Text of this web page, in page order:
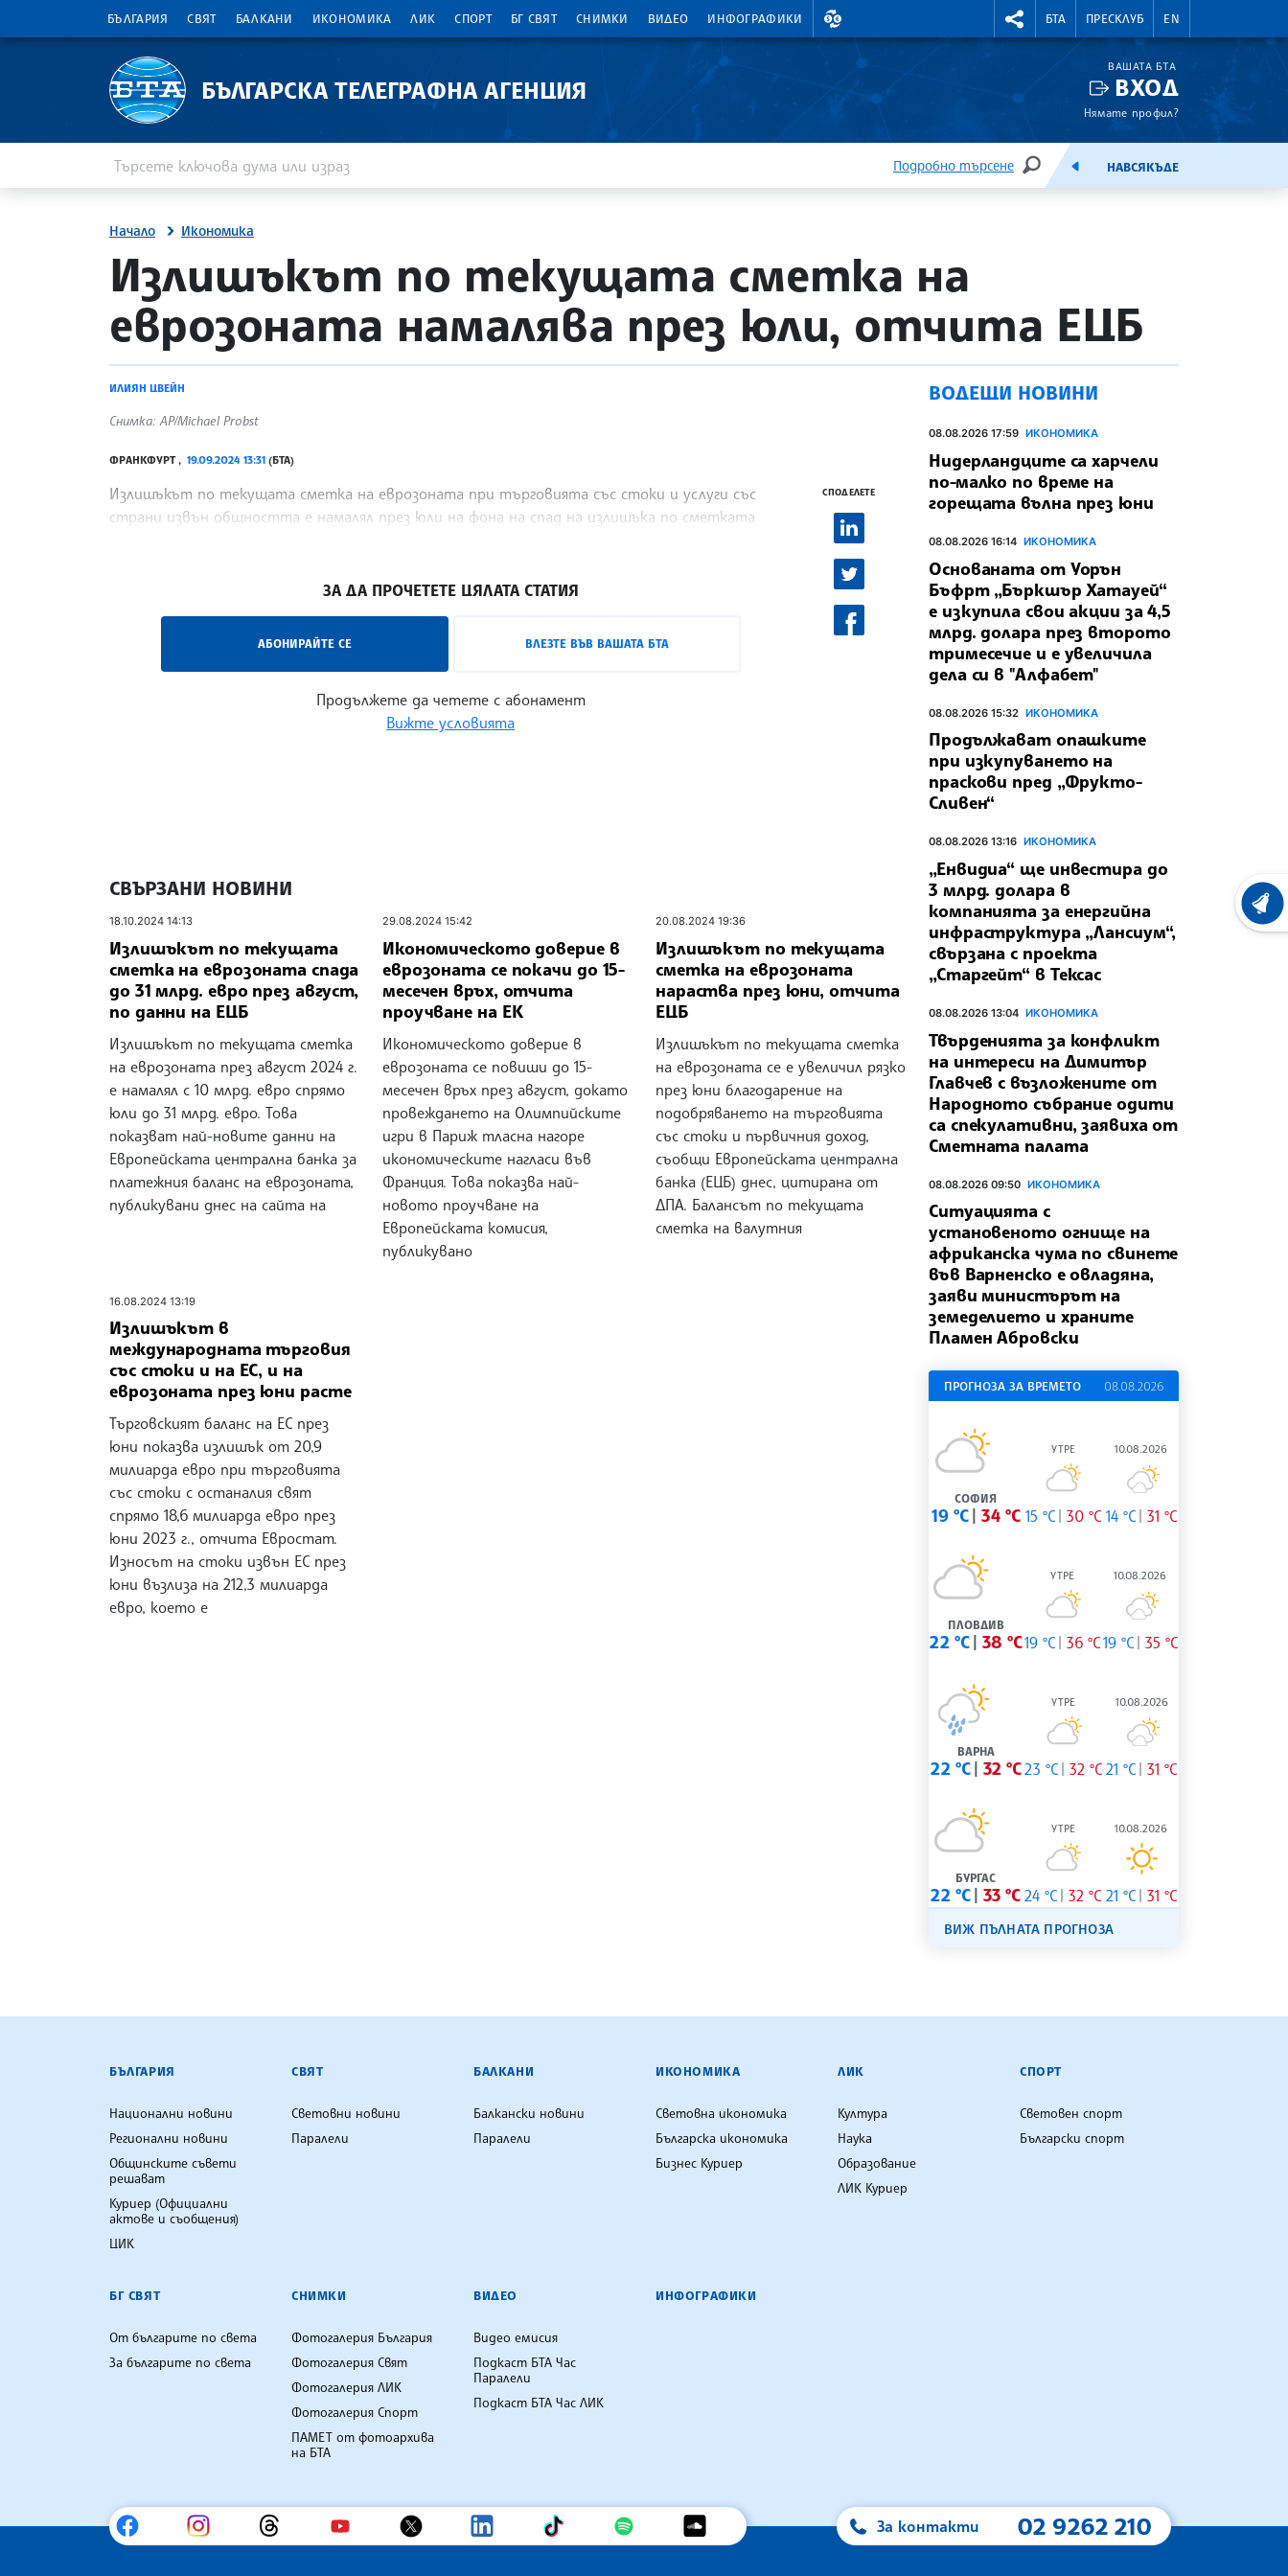
БЪЛГАРИЯ СВЯТ БАЛКАНИ ИКОНОМИКА ЛИК СПОРТ БГ СВЯТ СНИМКИ ВИДЕО ИНФОГРАФИКИ
ВАЛУТНИ КУРСОВЕ RIGHTMENU.SOCIAL
БТА ПРЕСКЛУБ EN
БЪЛГАРСКА ТЕЛЕГРАФНА АГЕНЦИЯ
ВАШАТА БТА
ВХОД
Нямате профил?
Подробно търсене
ТЪРСЕНЕЕМИСИЯНАВСЯКЪДЕ
Начало Икономика
site.bta
Излишъкът по текущата сметка на
еврозоната намалява през юли, отчита ЕЦБ
ИЛИЯН ЦВЕЙН
Снимка: AP/Michael Probst
ФРАНКФУРТ , 19.09.2024 13:31 (БТА)
Излишъкът по текущата сметка на еврозоната при търговията със стоки и услуги със
страни извън общността е намалял през юли на фона на спад на излишъка по сметката
ЗА ДА ПРОЧЕТЕТЕ ЦЯЛАТА СТАТИЯ
АБОНИРАЙТЕ СЕ ВЛЕЗТЕ ВЪВ ВАШАТА БТА
Продължете да четете с абонамент
Вижте условията
СПОДЕЛЕТЕ
СВЪРЗАНИ НОВИНИ
18.10.2024 14:13
Излишъкът по текущата
сметка на еврозоната спада
до 31 млрд. евро през август,
по данни на ЕЦБ
Излишъкът по текущата сметка
на еврозоната през август 2024 г.
е намалял с 10 млрд. евро спрямо
юли до 31 млрд. евро. Това
показват най-новите данни на
Европейската централна банка за
платежния баланс на еврозоната,
публикувани днес на сайта на
29.08.2024 15:42
Икономическото доверие в
еврозоната се покачи до 15-
месечен връх, отчита
проучване на ЕК
Икономическото доверие в
еврозоната се повиши до 15-
месечен връх през август, докато
провеждането на Олимпийските
игри в Париж тласна нагоре
икономическите нагласи във
Франция. Това показва най-
новото проучване на
Европейската комисия,
публикувано
20.08.2024 19:36
Излишъкът по текущата
сметка на еврозоната
нараства през юни, отчита
ЕЦБ
Излишъкът по текущата сметка
на еврозоната се е увеличил рязко
през юни благодарение на
подобряването на търговията
със стоки и първичния доход,
съобщи Европейската централна
банка (ЕЦБ) днес, цитирана от
ДПА. Балансът по текущата
сметка на валутния
16.08.2024 13:19
Излишъкът в
международната търговия
със стоки и на ЕС, и на
еврозоната през юни расте
Търговският баланс на ЕС през
юни показва излишък от 20,9
милиарда евро при търговията
със стоки с останалия свят
спрямо 18,6 милиарда евро през
юни 2023 г., отчита Евростат.
Износът на стоки извън ЕС през
юни възлиза на 212,3 милиарда
евро, което е
ВОДЕЩИ НОВИНИ
08.08.2026 17:59 ИКОНОМИКА
Нидерландците са харчели
по-малко по време на
горещата вълна през юни
08.08.2026 16:14 ИКОНОМИКА
Основаната от Уорън
Бъфрт „Бъркшър Хатауей“
е изкупила свои акции за 4,5
млрд. долара през второто
тримесечие и е увеличила
дела си в "Алфабет"
08.08.2026 15:32 ИКОНОМИКА
Продължават опашките
при изкупуването на
праскови пред „Фрукто-
Сливен“
08.08.2026 13:16 ИКОНОМИКА
„Енвидиа“ ще инвестира до
3 млрд. долара в
компанията за енергийна
инфраструктура „Лансиум“,
свързана с проекта
„Старгейт“ в Тексас
08.08.2026 13:04 ИКОНОМИКА
Твърденията за конфликт
на интереси на Димитър
Главчев с възложените от
Народното събрание одити
са спекулативни, заявиха от
Сметната палата
08.08.2026 09:50 ИКОНОМИКА
Ситуацията с
установеното огнище на
африканска чума по свинете
във Варненско е овладяна,
заяви министърът на
земеделието и храните
Пламен Абровски
ПРОГНОЗА ЗА ВРЕМЕТО 08.08.2026
СОФИЯ
19 °C 34 °C
УТРЕ
15 °C 30 °C
10.08.2026
14 °C 31 °C
ПЛОВДИВ
22 °C 38 °C
УТРЕ
19 °C 36 °C
10.08.2026
19 °C 35 °C
ВАРНА
22 °C 32 °C
УТРЕ
23 °C 32 °C
10.08.2026
21 °C 31 °C
БУРГАС
22 °C 33 °C
УТРЕ
24 °C 32 °C
10.08.2026
21 °C 31 °C
ВИЖ ПЪЛНАТА ПРОГНОЗА
БЪЛГАРСКА ТЕЛЕГРАФНА АГЕНЦИЯ
БЪЛГАРИЯ
Национални новини
Регионални новини
Общинските съвети
решават
Куриер (Официални
актове и съобщения)
ЦИК
СВЯТ
Световни новини
Паралели
БАЛКАНИ
Балкански новини
Паралели
ИКОНОМИКА
Световна икономика
Българска икономика
Бизнес Куриер
ЛИК
Култура
Наука
Образование
ЛИК Куриер
СПОРТ
Световен спорт
Български спорт
БГ СВЯТ
От българите по света
За българите по света
СНИМКИ
Фотогалерия България
Фотогалерия Свят
Фотогалерия ЛИК
Фотогалерия Спорт
ПАМЕТ от фотоархива
на БТА
ВИДЕО
Видео емисия
Подкаст БТА Час
Паралели
Подкаст БТА Час ЛИК
ИНФОГРАФИКИ
За контакти 02 9262 210